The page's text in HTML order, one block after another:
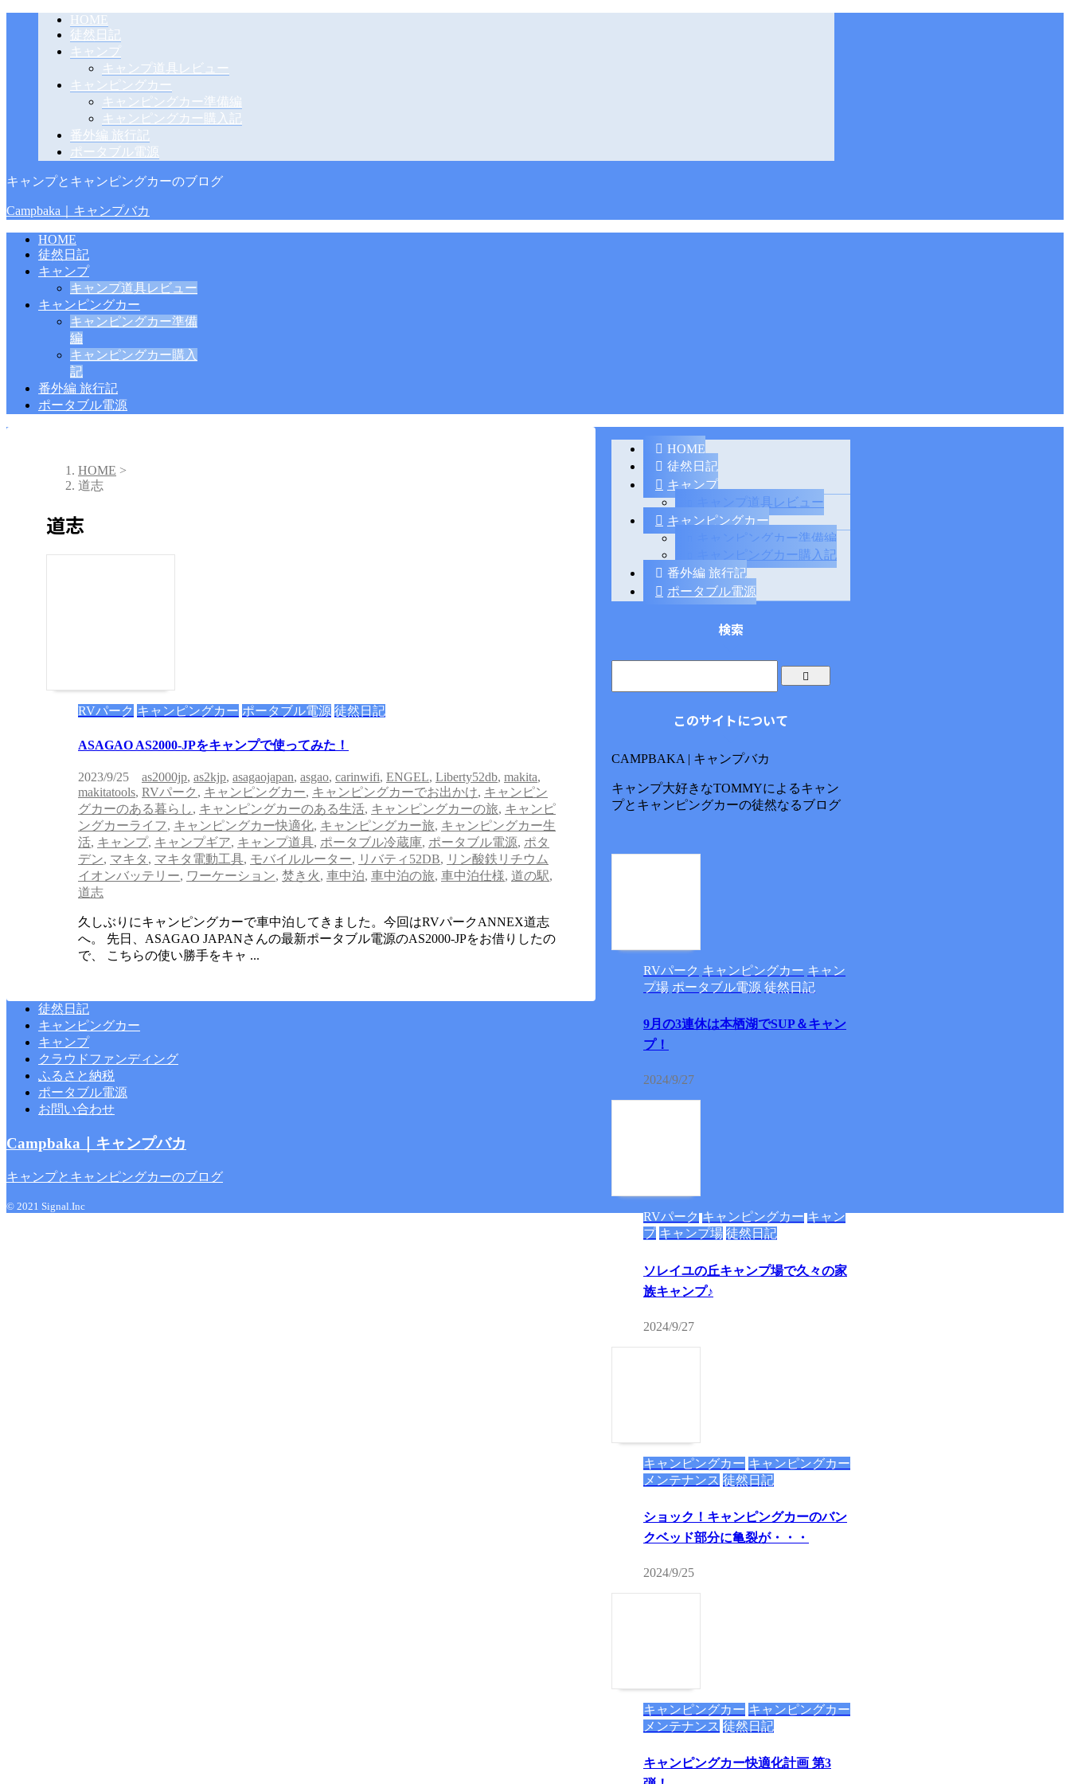
HOME
徒然日記
キャンプ
キャンプ道具レビュー
キャンピングカー
キャンピングカー準備編
キャンピングカー購入記
番外編 旅行記
ポータブル電源
キャンプとキャンピングカーのブログ
Campbaka｜キャンプバカ
HOME
徒然日記
キャンプ
キャンプ道具レビュー
キャンピングカー
キャンピングカー準備
編
キャンピングカー購入
記
番外編 旅行記
ポータブル電源
HOME >
道志
道志
RVパーク キャンピングカー ポータブル電源 徒然日記
ASAGAO AS2000-JPをキャンプで使ってみた！
2023/9/25 as2000jp, as2kjp, asagaojapan, asgao, carinwifi, ENGEL, Liberty52db, makita,
makitatools, RVパーク , キャンピングカー, キャンピングカーでお出かけ, キャンピン
グカーのある暮らし, キャンピングカーのある生活, キャンピングカーの旅, キャンピ
ングカーライフ, キャンピングカー快適化, キャンピングカー旅, キャンピングカー生
活, キャンプ, キャンプギア, キャンプ道具, ポータブル冷蔵庫, ポータブル電源, ポタ
デン, マキタ , マキタ電動工具, モバイルルーター, リバティ52DB, リン酸鉄リチウム
イオンバッテリー, ワーケーション, 焚き火, 車中泊, 車中泊の旅, 車中泊仕様, 道の駅,
道志
久しぶりにキャンピングカーで車中泊してきました。今回はRVパークANNEX道志
へ。 先日、ASAGAO JAPANさんの最新ポータブル電源のAS2000-JPをお借りしたの
で、 こちらの使い勝手をキャ ...
HOME
徒然日記
キャンプ
キャンプ道具レビュー
キャンピングカー
キャンピングカー準備編
キャンピングカー購入記
番外編 旅行記
ポータブル電源
検索
このサイトについて
CAMPBAKA | キャンプバカ
キャンプ大好きなTOMMYによるキャン
プとキャンピングカーの徒然なるブログ
RVパーク キャンピングカー キャン
プ場 ポータブル電源 徒然日記
9月の3連休は本栖湖でSUP＆キャン
プ！
2024/9/27
RVパーク キャンピングカー キャン
プ キャンプ場 徒然日記
ソレイユの丘キャンプ場で久々の家
族キャンプ♪
2024/9/27
キャンピングカー キャンピングカー
メンテナンス 徒然日記
ショック！キャンピングカーのバン
クベッド部分に亀裂が・・・
2024/9/25
キャンピングカー キャンピングカー
メンテナンス 徒然日記
キャンピングカー快適化計画 第3
徒然日記
キャンピングカー
キャンプ
クラウドファンディング
ふるさと納税
ポータブル電源
お問い合わせ
Campbaka｜キャンプバカ
キャンプとキャンピングカーのブログ
© 2021 Signal.Inc